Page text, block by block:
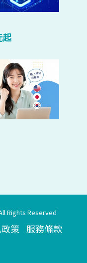
起
Rights Reserved
策 服務條款